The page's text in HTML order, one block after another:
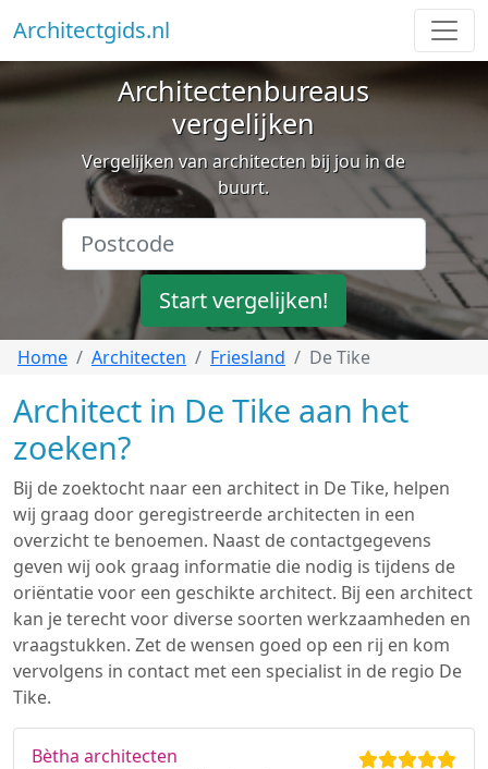
Architectgids.nl
Architectenbureaus
vergelijken
Vergelijken van architecten bij jou in de
buurt.
Start vergelijken!
Home Architecten Friesland De Tike
Architect in De Tike aan het
zoeken?
Bij de zoektocht naar een architect in De Tike, helpen
wij graag door geregistreerde architecten in een
overzicht te benoemen. Naast de contactgegevens
geven wij ook graag informatie die nodig is tijdens de
oriëntatie voor een geschikte architect. Bij een architect
kan je terecht voor diverse soorten werkzaamheden en
vraagstukken. Zet de wensen goed op een rij en kom
vervolgens in contact met een specialist in de regio De
Tike.
Bètha architecten